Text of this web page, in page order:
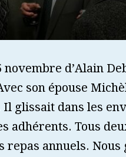
novembre d’Alain
son épouse
glissait dans les
adhérents. Tous
annuels.